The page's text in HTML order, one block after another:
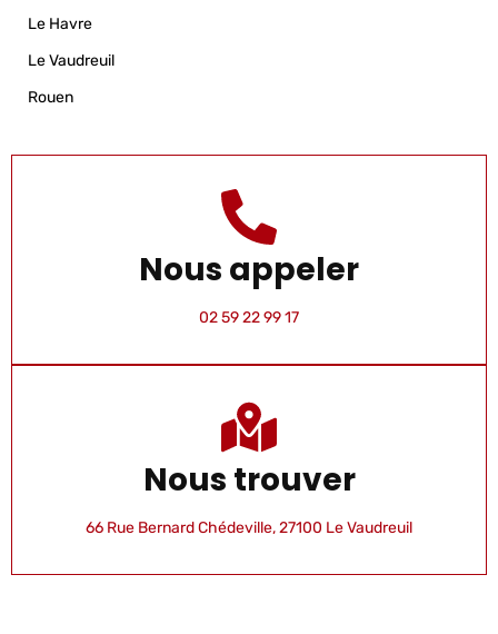
Le Havre
Le Vaudreuil
Rouen
Nous appeler
02 59 22 99 17
Nous trouver
66 Rue Bernard Chédeville, 27100 Le Vaudreuil